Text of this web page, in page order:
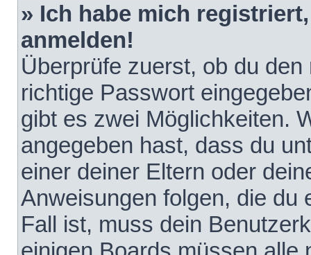
» Ich habe mich
anmelden!
Überprüfe zuerst, ob du
richtige Passwort
gibt es zwei Möglichkeiten.
angegeben hast, dass du
einer deiner Eltern oder
Anweisungen folgen, die du
Fall ist, muss dein